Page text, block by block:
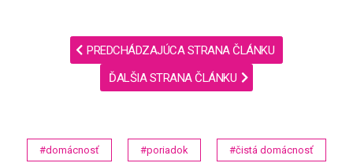
PREDCHÁDZAJÚCA STRANA ČLÁNKU
ĎALŠIA STRANA ČLÁNKU
#domácnosť #poriadok #čistá domácnosť